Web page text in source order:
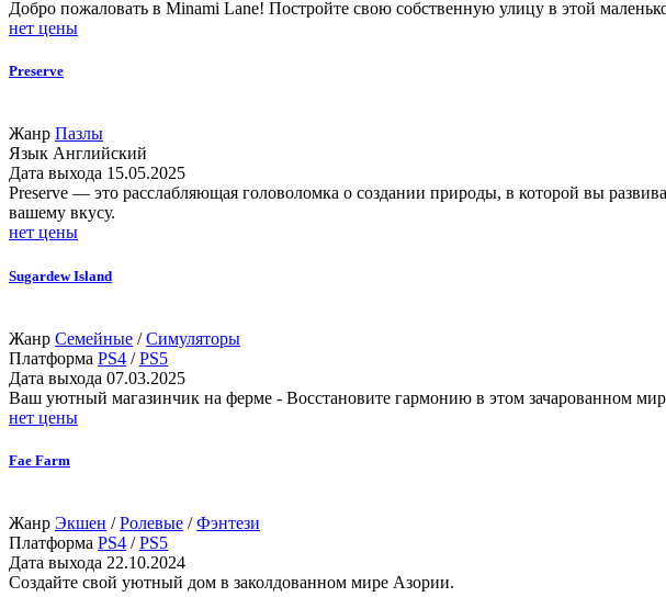
Добро пожаловать в Minami Lane! Постройте свою собственную улицу в этой
нет цены
Preserve
Жанр Пазлы
Язык Английский
Дата выхода 15.05.2025
Preserve — это расслабляющая головоломка о создании природы, в которой вы
вашему вкусу.
нет цены
Sugardew Island
Жанр Семейные /Симуляторы
Платформа PS4 /PS5
Дата выхода 07.03.2025
Ваш уютный магазинчик на ферме - Восстановите гармонию в этом зачарованном
нет цены
Fae Farm
Жанр Экшен /Ролевые /Фэнтези
Платформа PS4 /PS5
Дата выхода 22.10.2024
Cоздайте свой уютный дом в заколдованном мире Азории.